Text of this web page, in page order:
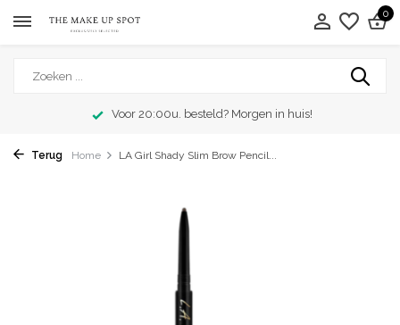
0
Voor 20:00u. besteld? Morgen in huis!
Terug Home LA Girl Shady Slim Brow Pencil...